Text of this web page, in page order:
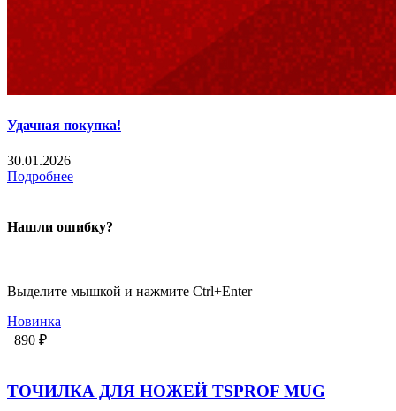
Удачная покупка!
30.01.2026
Подробнее
Нашли ошибку?
Выделите мышкой и нажмите Ctrl+Enter
Новинка
890 ₽
ТОЧИЛКА ДЛЯ НОЖЕЙ TSPROF MUG